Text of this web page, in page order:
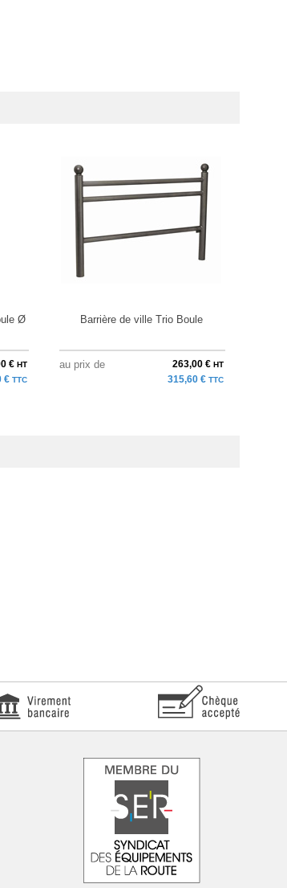
Ø
€ HT
€ TTC
Barrière de ville Trio Boule
au prix de 263,00 € HT
315,60 € TTC